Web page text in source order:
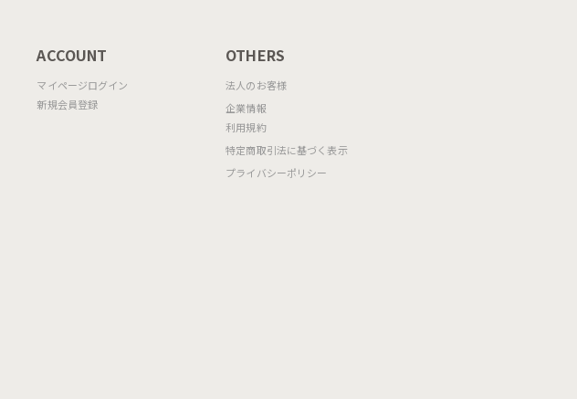
ACCOUNT
マイページログイン
新規会員登録
OTHERS
法人のお客様
企業情報
利用規約
特定商取引法に基づく表示
プライバシーポリシー